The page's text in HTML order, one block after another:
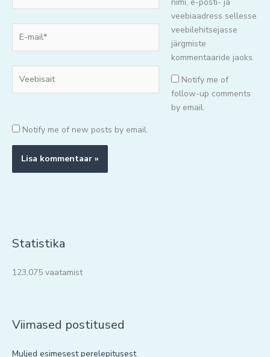
mail*
veebiaadress sellesse
veebilehitsejasse
järgmiste
kommentaaride jaoks.
Notify me of
follow-up comments
by email.
Notify me of new posts by email.
Statistika
123,075 vaatamist
Viimased postitused
Muljed esimesest perelepitusest